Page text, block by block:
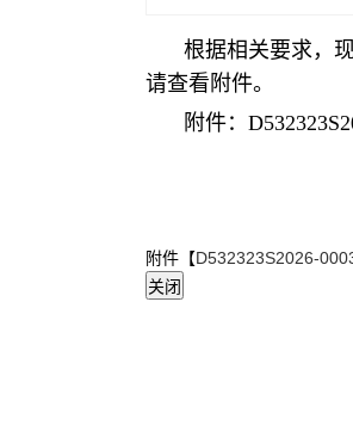
根据相关要求，
请查看附件。
附件：
附件【D532323S2026-